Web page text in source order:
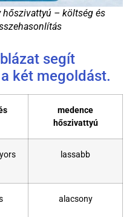
hőszivattyú – költség és
segít
két megoldást.
medence
hőszivattyú
lassabb
alacsony